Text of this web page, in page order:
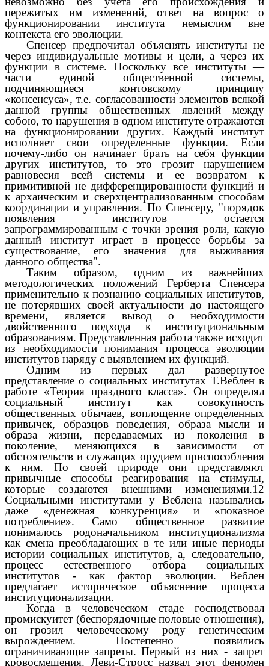
пережитых им изменений, ответ на вопрос о
функционировании института немыслим вне
контекста его эволюции.
Спенсер предпочитал объяснять институты не
через индивидуальные мотивы и цели, а через их
функции в системе. Поскольку все институты —
части единой общественной системы,
подчиняющиеся контовскому принципу
«консенсуса», т.е. согласованности элементов всякой
данной группы общественных явлений между
собою, то нарушения в одном институте отражаются
на функционировании других. Каждый институт
исполняет свои определенные функции. Если
почему-либо он начинает брать на себя функции
других институтов, то это грозит нарушением
равновесия всей системы и ее возвратом к
примитивной не дифференцированности функций и
к архаическим и сверхцентрализованным способам
координации и управления. По Спенсеру, "порядок
появления институтов остается
запрограммированным с точки зрения роли, какую
данный институт играет в процессе борьбы за
существование, его значения для выживания
данного общества".
Таким образом, одним из важнейших
методологических положений Герберта Спенсера
применительно к познанию социальных институтов,
не потерявших своей актуальности до настоящего
времени, является вывод о необходимости
двойственного подхода к институциональным
образованиям. Представленная работа также исходит
из необходимости понимания процесса эволюции
институтов наряду с выявлением их функций.
Одним из первых дал развернутое
представление о социальных институтах Т.Веблен в
работе «Теория праздного класса». Он определял
социальный институт как совокупность
общественных обычаев, воплощение определенных
привычек, образцов поведения, образа мысли и
образа жизни, передаваемых из поколения в
поколение, меняющихся в зависимости от
обстоятельств и служащих орудием приспособления
к ним. По своей природе они представляют
привычные способы реагирования на стимулы,
которые создаются внешними изменениями.12
Социальными институтами у Веблена назывались
даже «денежная конкуренция» и «показное
потребление». Само общественное развитие
понималось родоначальником институционализма
как смена преобладающих в те или иные периоды
истории социальных институтов, а, следовательно,
процесс естественного отбора социальных
институтов - как фактор эволюции. Веблен
предлагает историческое объяснение процесса
институционализации.
Когда в человеческом стаде господствовал
промискуитет (беспорядочные половые отношения),
он грозил человеческому роду генетическим
вырождением. Постепенно появились
ограничивающие запреты. Первый из них - запрет
кровосмешения. Леви-Стросс назвал этот феномен